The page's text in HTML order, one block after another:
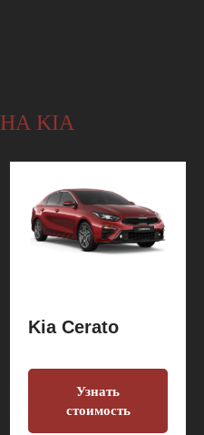
НА KIA
Kia Cerato
Узнать
стоимость